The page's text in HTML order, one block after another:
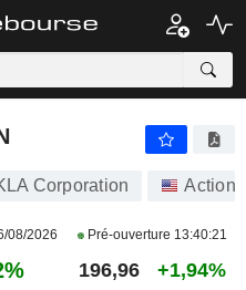
Corporation Actions
08/2026 Pré-ouverture 13:40:21
196,96 +1,94%